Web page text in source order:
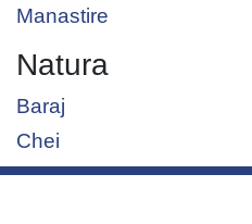
Manastire
Natura
Baraj
Chei